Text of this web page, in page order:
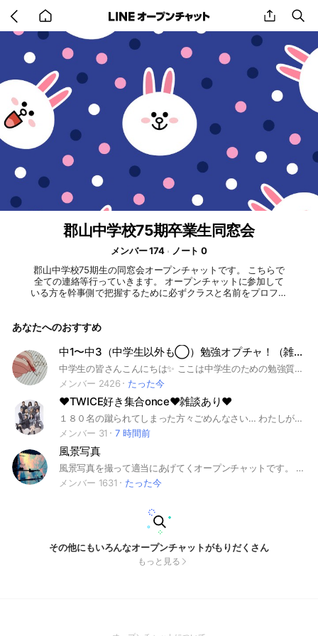
back
to
home
share
郡山中学校75期卒業生同窓会
メンバー 174
ノート 0
郡山中学校75期生の同窓会オープンチャットです。 こちらで
全ての連絡等行っていきます。 オープンチャットに参加して
いる方を幹事側で把握するために必ずクラスと名前をプロフィ
していただき参加を促していただけると嬉しいです✨ なお、荒
入力していただき、こちらで参加を承認する形とさせていただ
いております。 ご理解のほどよろしくお願いいたします。
あなたへのおすすめ
中1〜中3（中学生以外も◯）勉強オプチャ！（雑談OK）
中学生の皆さんこんにちは✨ ここは中学生のための勉強質問部屋です！ 今年度も新中１の皆さん、新しく中２となった皆さん、そして受験生となった皆さん、よろしくお願いします🙇‍♀️ わからない問題があったら五教科、副教科についての質問、どちらでも気軽にしてください！！ 雑談もOKですので是非ここを楽しんでくださいね！ 教えてくださる方急募中！ 「教え方」→解答だけでなく、何故そうなったのかや、考え方を示してくれると嬉しいです🙂‍↕️ ここに入るのが2回目以降の方はアイコンを1回目と同じものを使ってくれると幸いです。(できるだけメンバー皆さんと仲良くなりたいので、アイコンと名前を一緒に覚えたいです…🫠) 《⚠️注意事項⚠️》 入ったらまず「大事なノート」でルールの確認をお願いします ※即抜けはOK 宣伝は禁止です！ 《🙋対象の人🙋》 主に中学生(中学生以外ももちろんOK！) 高校の勉強用のサブオプもあるよ〜！ #勉強 #五教科 #副教科 #質問OK #雑談 #中学生 #国語 #数学 #理科 #英語 #社会
メンバー 2426
たった今
❤TWICE好き集合once❤️雑談あり❤️
１８０名の蹴られてしまった方々ごめんなさい… わたしが ＠マヤ を副官にしてしまって… 戻ってきてください｡お願いします｡ 『❤️TWICE好き集合❤️雑談あり❤️』姉妹メインオプです❤️写真100,000枚以上､MVもPVも❤️いっぱい❤ですよ❤️ ❤️TWICE❤️ を皆さんと一緒に盛り上げていきましょう❤️ ❤️雰囲気も良く仲良しオプ❤️ 荒らし絶対ダメ❗ TWICEの悪口もダメ❗ タメ口OK🙆‍♀ 雑談OK🙆‍♀️ 明るく楽しく元気よく皆さんといっぱい一緒に話しましょうねぇ～
メンバー 31
7 時間前
風景写真
風景写真を撮って適当にあげてくオープンチャットです。 基本雑談禁止でやっていきます。 挨拶も不要です。 入ったら大事なノートの確認だけお願いします。 #写真 #風景 #風景写真 #カメラ #写真展
メンバー 1631
たった今
その他にもいろんなオープンチャットがもりだくさん
もっと見る